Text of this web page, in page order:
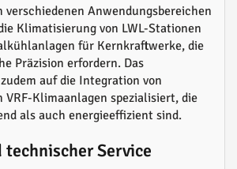
verschiedenen Anwendungsbereichen
Klimatisierung von LWL-Stationen
für Kernkraftwerke, die
Präzision erfordern. Das
auf die Integration von
VRF-Klimaanlagen spezialisiert, die
als auch energieeffizient sind.
Service